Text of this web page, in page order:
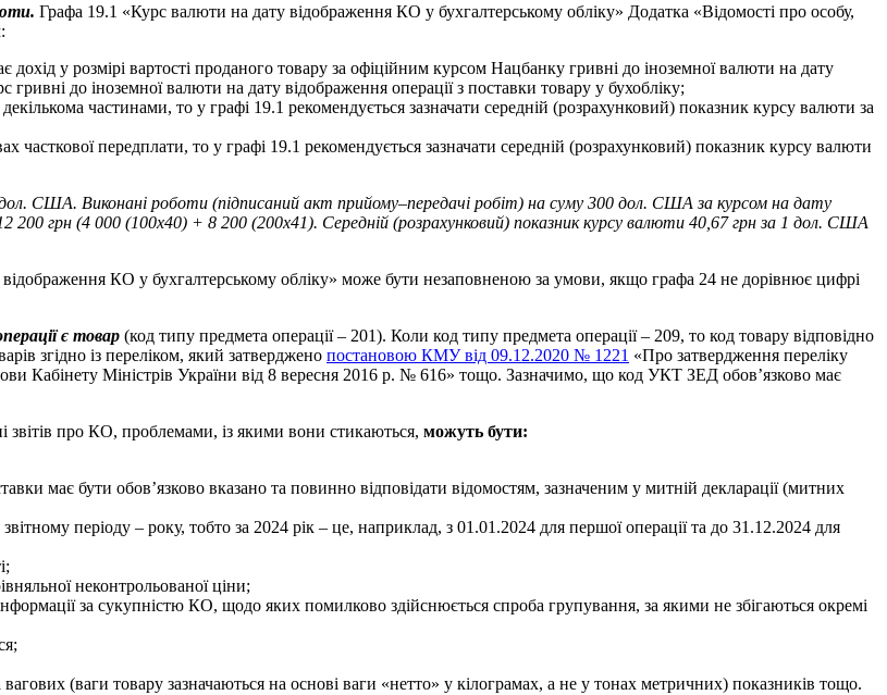
Графа 19.1 «Курс валюти на дату відображення КО у бухгалтерському обліку» Додатка «Відомості про особу,
у розмірі вартості проданого товару за офіційним курсом Нацбанку гривні до іноземної валюти на дату
до іноземної валюти на дату відображення операції з поставки товару у бухобліку;
частинами, то у графі 19.1 рекомендується зазначати середній (розрахунковий) показник курсу валюти за
часткової передплати, то у графі 19.1 рекомендується зазначати середній (розрахунковий) показник курсу валюти
США. Виконані роботи (підписаний акт прийому–передачі робіт) на суму 300 дол. США за курсом на дату
грн (4 000 (100х40) + 8 200 (200х41). Середній (розрахунковий) показник курсу валюти 40,67 грн за 1 дол. США
КО у бухгалтерському обліку» може бути незаповненою за умови, якщо графа 24 не дорівнює цифрі
є товар (код типу предмета операції – 201). Коли код типу предмета операції – 209, то код товару відповідно
згідно із переліком, який затверджено постановою КМУ від 09.12.2020 № 1221 «Про затвердження переліку
Кабінету Міністрів України від 8 вересня 2016 р. № 616» тощо. Зазначимо, що код УКТ ЗЕД обов’язково має
звітів про КО, проблемами, із якими вони стикаються, можуть бути:
має бути обов’язково вказано та повинно відповідати відомостям, зазначеним у митній декларації (митних
періоду – року, тобто за 2024 рік – це, наприклад, з 01.01.2024 для першої операції та до 31.12.2024 для
неконтрольованої ціни;
за сукупністю КО, щодо яких помилково здійснюється спроба групування, за якими не збігаються окремі
(ваги товару зазначаються на основі ваги «нетто» у кілограмах, а не у тонах метричних) показників тощо.